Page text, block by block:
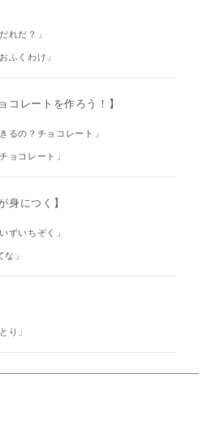
れだ？」
ふくわけ」
コレートを作ろう！】
るの？チョコレート」
ョコレート」
身につく】
ずいちぞく」
」
り」